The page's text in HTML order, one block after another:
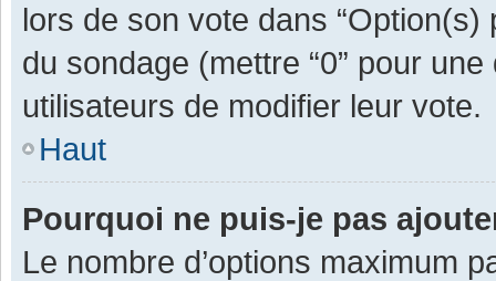
lors de son vote dans “Option(s)
du sondage (mettre “0” pour
utilisateurs de modifier leur vote.
Haut
Pourquoi ne puis-je pas
Le nombre d’options maximum